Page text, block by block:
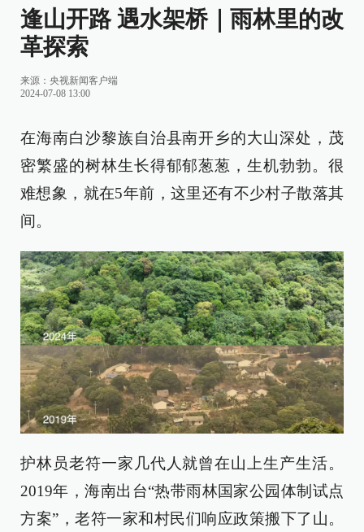
逢山开路 遇水架桥｜雨林里的改
革探索
来源： 央视新闻客户端
2024-07-08 13:00
在海南白沙黎族自治县南开乡的大山深处，茂
密繁盛的树林生长得郁郁葱葱，生机勃勃。很
难想象，就在5年前，这里还有不少村子散落其
间。
护林员老符一家几代人就曾在山上生产生活。
2019年，海南出台“热带雨林国家公园体制试点
方案”，老符一家和村民们响应政策搬下了山。